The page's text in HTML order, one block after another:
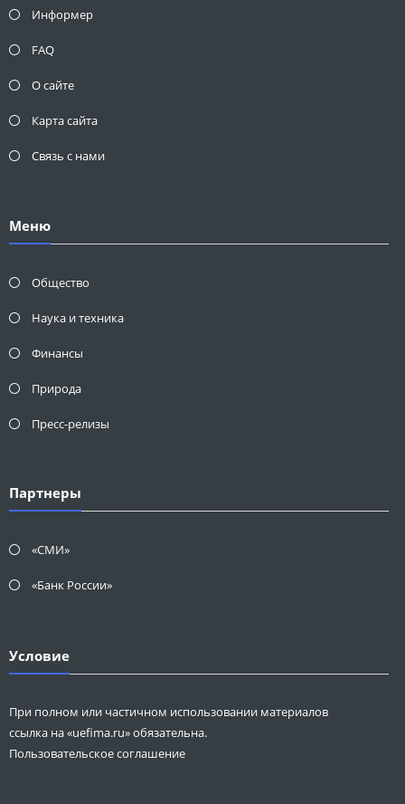
Информер
FAQ
О сайте
Карта сайта
Связь с нами
Меню
Общество
Наука и техника
Финансы
Природа
Пресс-релизы
Партнеры
«СМИ»
«Банк России»
Условие
При полном или частичном использовании материалов
ссылка на «uefima.ru» обязательна.
Пользовательское соглашение